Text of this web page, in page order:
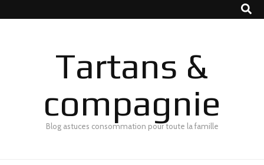
Tartans &
compagnie
Blog astuces consommation pour toute la famille